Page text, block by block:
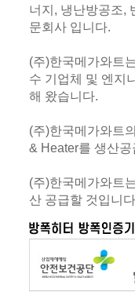
너지, 냉난방공조,
문회사 입니다.
(주)한국메가와트
수 기업체 및 엔지
해 왔습니다.
(주)한국메가와트
& Heater를 생산
(주)한국메가와트
산 공급할 것입니